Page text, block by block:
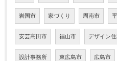
岩国市 家づくり 周南市
安芸高田市 福山市 デザイン
設計事務所 東広島市 広島市